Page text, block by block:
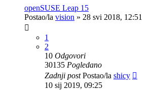
openSUSE Leap 15
Postao/la vision » 28 svi 2018, 12:51
1
2
10 Odgovori
30135 Pogledano
Zadnji postPostao/la shicy
10 sij 2019, 09:25